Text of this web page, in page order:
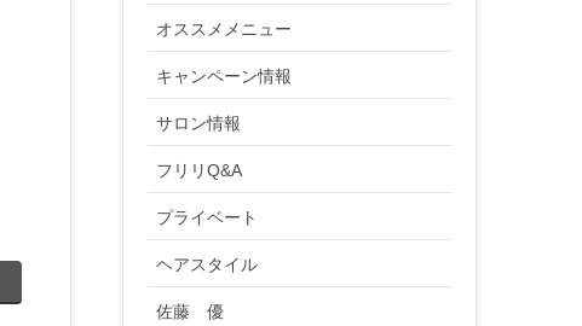
オススメメニュー
キャンペーン情報
サロン情報
フリリQ&A
プライベート
ヘアスタイル
佐藤 優